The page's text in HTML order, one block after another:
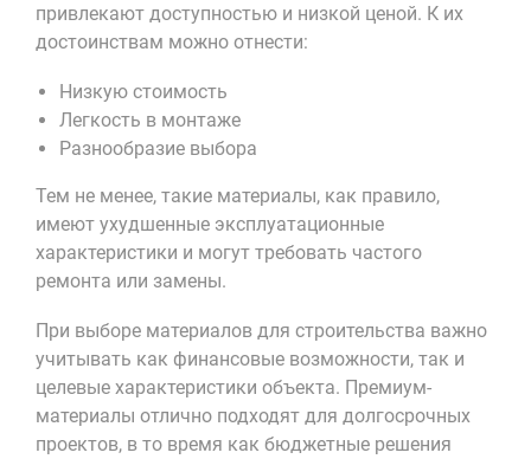
привлекают доступностью и низкой ценой. К их
достоинствам можно отнести:
Низкую стоимость
Легкость в монтаже
Разнообразие выбора
Тем не менее, такие материалы, как правило,
имеют ухудшенные эксплуатационные
характеристики и могут требовать частого
ремонта или замены.
При выборе материалов для строительства важно
учитывать как финансовые возможности, так и
целевые характеристики объекта. Премиум-
материалы отлично подходят для долгосрочных
проектов, в то время как бюджетные решения